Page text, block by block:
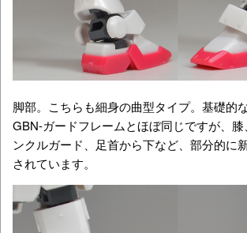
脚部。こちらも細身の曲型タイプ。基礎的
GBN-ガードフレームとほぼ同じですが、
ンクルガード、足首から下など、部分的に
されています。